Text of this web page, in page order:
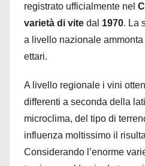
registrato ufficialmente nel
varietà di vite dal 1970. La
a livello nazionale
ettari.
A livello regionale i vini
differenti a seconda della
microclima, del tipo di
influenza moltissimo il
Considerando l’enorme